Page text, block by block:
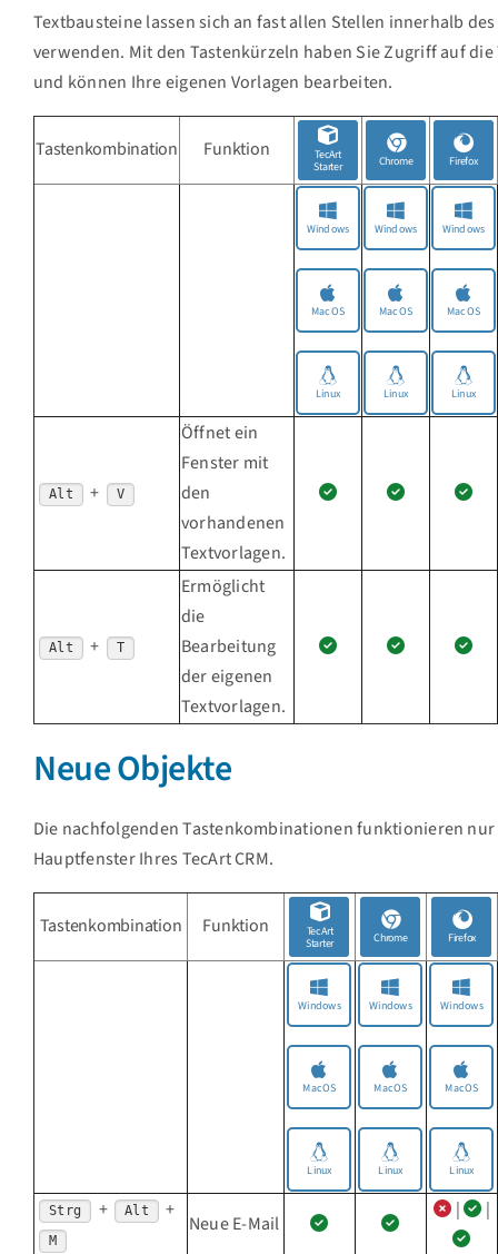
Textbausteine lassen sich an fast allen Stellen innerhalb des
verwenden. Mit den Tastenkürzeln haben Sie Zugriff auf
und können Ihre eigenen Vorlagen bearbeiten.
Tastenkombination Funktion TecArt
Starter Chrome Firefox
Windows
MacOS
Linux
Windows
MacOS
Linux
Windows
MacOS
Linux
Alt + V
Öffnet ein
Fenster mit
den
vorhandenen
Textvorlagen.
Alt + T
Ermöglicht
die
Bearbeitung
der eigenen
Textvorlagen.
Neue Objekte
Die nachfolgenden Tastenkombinationen funktionieren nur
Hauptfenster Ihres TecArt CRM.
Tastenkombination Funktion TecArt
Starter Chrome Firefox
Windows
MacOS
Linux
Windows
MacOS
Linux
Windows
MacOS
Linux
Strg + Alt +
M
Neue E-Mail
| |